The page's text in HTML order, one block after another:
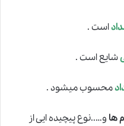
است .
شایع است .
محسوب میشود .
ها و…..نوع پیچیده ایی از